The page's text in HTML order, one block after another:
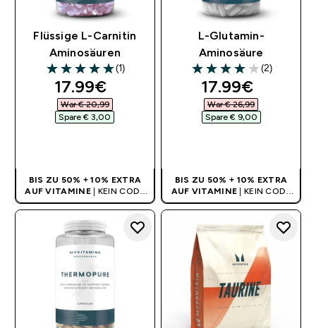
Flüssige L-Carnitin
Aminosäuren
5 out of 5 stars
(1)
discounted price
17.99€‎
War € 20,99‎
Spare € 3,00‎
BIS ZU 50% + 10% EXTRA
AUF VITAMINE | KEIN CODE
BENÖTIGT
L-Glutamin-
Aminosäure
4 out of 5 stars
(2)
discounted
17.99€‎
War € 26,99‎
Spare € 9,00‎
BIS ZU 50% + 10% EXTRA
AUF VITAMINE | KEIN CODE
BENÖTIGT